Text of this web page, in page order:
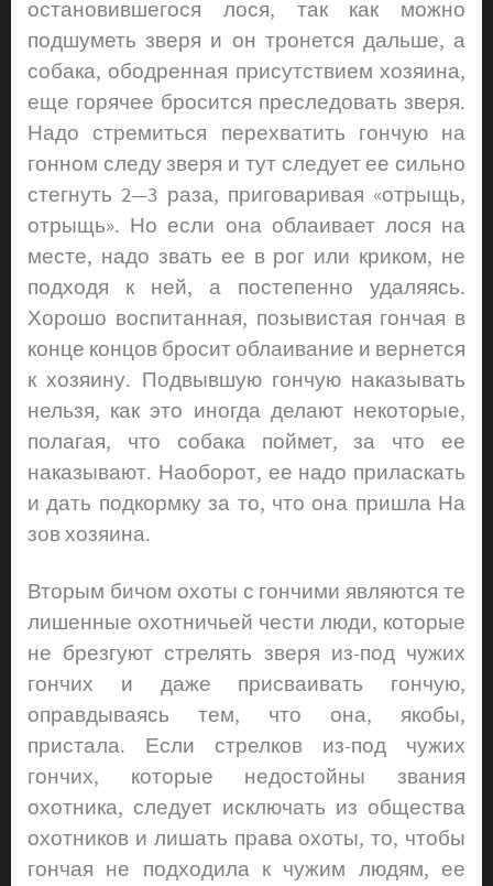
остановившегося лося, так как можно
подшуметь зверя и он тронется дальше, а
собака, ободренная при­сутствием хозяина,
еще горячее бросится преследовать зверя.
Надо стремиться перехватить гончую на
гонном следу зверя и тут следует ее сильно
стегнуть 2—3 раза, приговаривая «отрыщь,
отрыщь». Но если она облаивает лося на
месте, надо звать ее в рог или криком, не
подходя к ней, а постепенно удаляясь.
Хорошо воспитанная, позывистая гончая в
конце концов бросит облаивание и вернется
к хозяину. Подвывшую гончую наказывать
нельзя, как это иногда делают некоторые,
полагая, что собака поймет, за что ее
наказывают. Наоборот, ее надо приласкать
и дать подкормку за то, что она пришла На
зов хозяина.
Вторым бичом охоты с гончими являются те
лишенные охотничьей чести люди, которые
не брезгуют стрелять зверя из-под чужих
гончих и даже присваивать гончую,
оправдываясь тем, что она, якобы,
пристала. Если стрелков из-под чужих
гончих, которые недостойны звания
охотника, следует исключать из общества
охотников и лишать права охоты, то, чтобы
гончая не подходила к чужим людям, ее